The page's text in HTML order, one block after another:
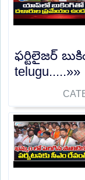
ఫర్టిలైజర్
telugu.....»»